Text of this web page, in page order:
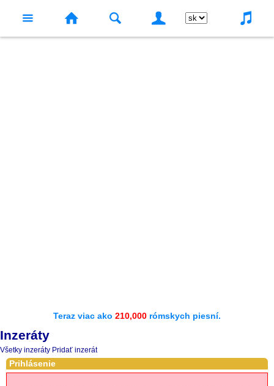
Teraz viac ako 210,000 rómskych piesní.
Inzeráty
Všetky inzeráty Pridať inzerát
Prihlásenie